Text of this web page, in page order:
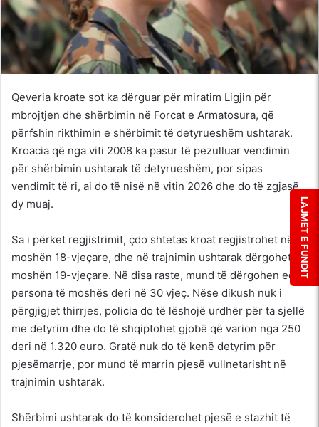
Qeveria kroate sot ka dërguar për miratim Ligjin për
mbrojtjen dhe shërbimin në Forcat e Armatosura, që
përfshin rikthimin e shërbimit të detyrueshëm ushtarak.
Kroacia që nga viti 2008 ka pasur të pezulluar vendimin
për shërbimin ushtarak të detyrueshëm, por sipas
vendimit të ri, ai do të nisë në vitin 2026 dhe do të zgjasë
dy muaj.
Sa i përket regjistrimit, çdo shtetas kroat regjistrohet në
moshën 18-vjeçare, dhe në trajnimin ushtarak dërgohet në
moshën 19-vjeçare. Në disa raste, mund të dërgohen edhe
persona të moshës deri në 30 vjeç. Nëse dikush nuk i
përgjigjet thirrjes, policia do të lëshojë urdhër për ta sjellë
me detyrim dhe do të shqiptohet gjobë që varion nga 250
deri në 1.320 euro. Gratë nuk do të kenë detyrim për
pjesëmarrje, por mund të marrin pjesë vullnetarisht në
trajnimin ushtarak.
Shërbimi ushtarak do të konsiderohet pjesë e stazhit të
LAJMET E FUNDIT